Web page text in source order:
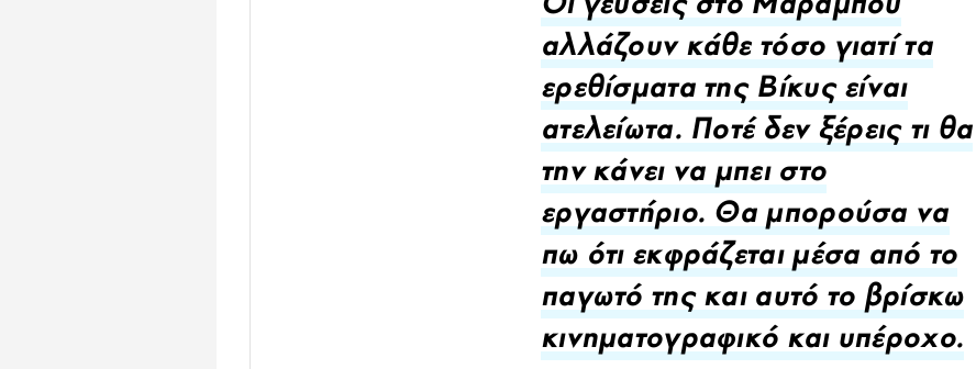
Οι γεύσεις στο Μαραμπού
αλλάζουν κάθε τόσο γιατί τα
ερεθίσματα της Βίκυς είναι
ατελείωτα. Ποτέ δεν ξέρεις τι θα
την κάνει να μπει στο
εργαστήριο. Θα μπορούσα να
πω ότι εκφράζεται μέσα από το
παγωτό της και αυτό το βρίσκω
κινηματογραφικό και υπέροχο.